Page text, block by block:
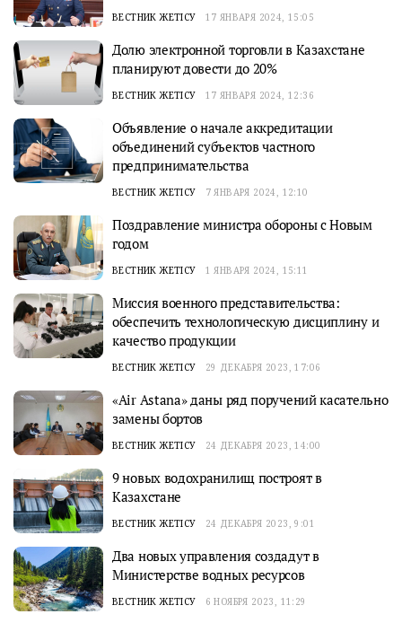
ВЕСТНИК ЖЕТІСУ 17 ЯНВАРЯ 2024, 15:05
Долю электронной торговли в Казахстане
планируют довести до 20%
ВЕСТНИК ЖЕТІСУ 17 ЯНВАРЯ 2024, 12:36
Объявление о начале аккредитации
объединений субъектов частного
предпринимательства
ВЕСТНИК ЖЕТІСУ 7 ЯНВАРЯ 2024, 12:10
Поздравление министра обороны с Новым
годом
ВЕСТНИК ЖЕТІСУ 1 ЯНВАРЯ 2024, 15:11
Миссия военного представительства:
обеспечить технологическую дисциплину и
качество продукции
ВЕСТНИК ЖЕТІСУ 29 ДЕКАБРЯ 2023, 17:06
«Air Astana» даны ряд поручений касательно
замены бортов
ВЕСТНИК ЖЕТІСУ 24 ДЕКАБРЯ 2023, 14:00
9 новых водохранилищ построят в
Казахстане
ВЕСТНИК ЖЕТІСУ 24 ДЕКАБРЯ 2023, 9:01
Два новых управления создадут в
Министерстве водных ресурсов
ВЕСТНИК ЖЕТІСУ 6 НОЯБРЯ 2023, 11:29